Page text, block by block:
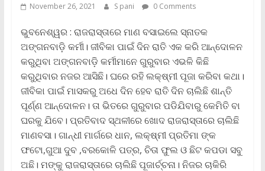
November 26, 2021 S pani 0 Comments
ଭୁବନେଶ୍ୱର : ରାଜରାସ୍ତାରେ ମାଣ ବସାଇଲେ ସ୍ନାତକ
ଅଙ୍ଗନବାଡ଼ି କର୍ମୀ। ଜୀବିକା ପାଇଁ ଦିନ ରାତି ଏକ କରି ଆନ୍ଦୋଳନ
କରୁଥିବା ଅଙ୍ଗନବାଡ଼ି କର୍ମୀମାନେ ଗୁରୁବାର ଏଭଳି କିଛି
କରୁଥିବାର ନଜର ଆସିଛି। ଘରେ ରହି ଲକ୍ଷ୍ମୀ ପୂଜା କରିବା କଥା।
ଜୀବିକା ପାଇଁ ମାସକରୁ ଅଧେ ଦିନ ହେବ ରାତି ଦିନ ଚାଲିଛି ଶାନ୍ତି
ପୂର୍ଣ୍ଣ ଆନ୍ଦୋଳନ। ତା ଭିତରେ ଗୁରୁବାର ପଡିଯିବାରୁ କେମିତି ବା
ଘରକୁ ଯିବେ। ପ୍ରତିବାଦ ସ୍ଥଳୀରେ ଖୋଦ ରାଜରାସ୍ତାରେ ଚାଲିଛି
ମାଣବସା। ଗାନ୍ଧୀ ମାର୍ଗରେ ଧାନ, ଲକ୍ଷ୍ମୀ ପ୍ରତିମା ଙ୍କ
ଫଟୋ,ଗୁଆ ଦୁବ ,ବରକୋଳି ପତ୍ର, ଚିତା ଫୁଲ ଓ ଛିଟ କପଡା ସବୁ
ଅଛି। ମଙ୍କୁ ରାଜରାସ୍ତାରେ ଚାଲିଛି ପୂଜାର୍ଚ୍ଚନା। ନିଜର ଚାକିରି